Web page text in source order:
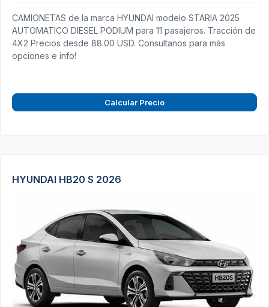
CAMIONETAS de la marca HYUNDAI modelo STARIA 2025
AUTOMATICO DIESEL PODIUM para 11 pasajeros. Tracción de
4X2 Precios desde 88.00 USD. Consultanos para más
opciones e info!
Calcular Precio
HYUNDAI HB20 S 2026